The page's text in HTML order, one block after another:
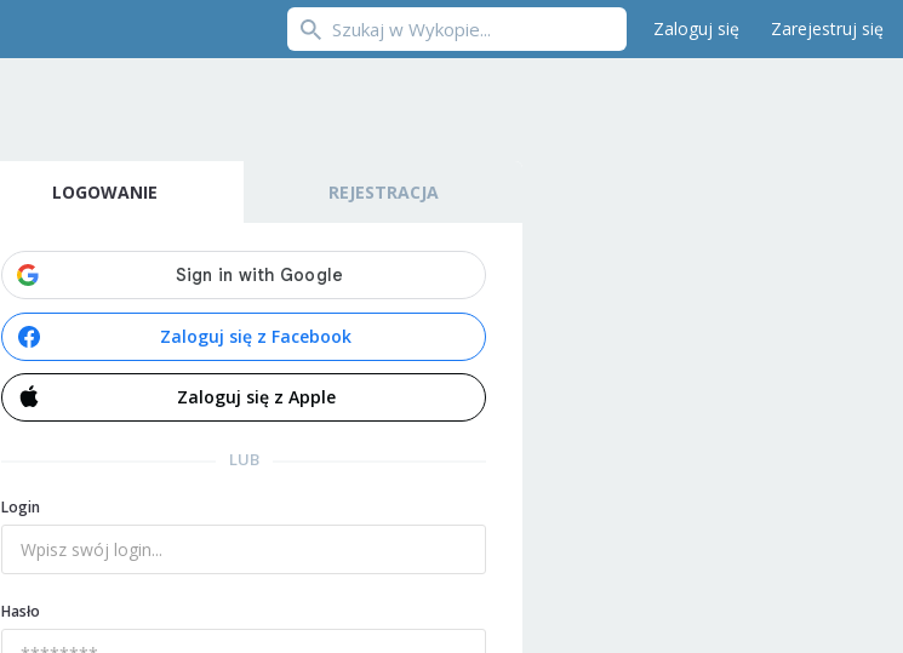
Zaloguj się Zarejestruj się
LOGOWANIE REJESTRACJA
Zaloguj się z Facebook
Zaloguj się z Apple
LUB
Login
Hasło